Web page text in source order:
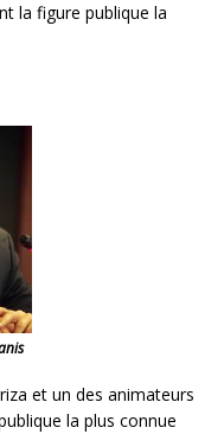
la figure publique la
et un des animateurs
la plus connue